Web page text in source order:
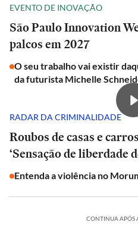
EVENTO DE INOVAÇÃO
São Paulo Innovation
palcos em 2027
O seu trabalho vai existir
da futurista Michelle
RADAR DA CRIMINALIDADE
Roubos de casas e
‘Sensação de liberdade
Entenda a violência no
CONTINUA APÓS